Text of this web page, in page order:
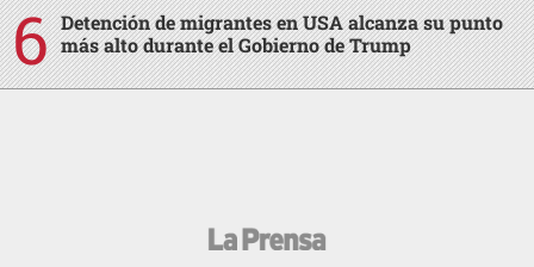
Detención de migrantes en USA alcanza su punto
más alto durante el Gobierno de Trump